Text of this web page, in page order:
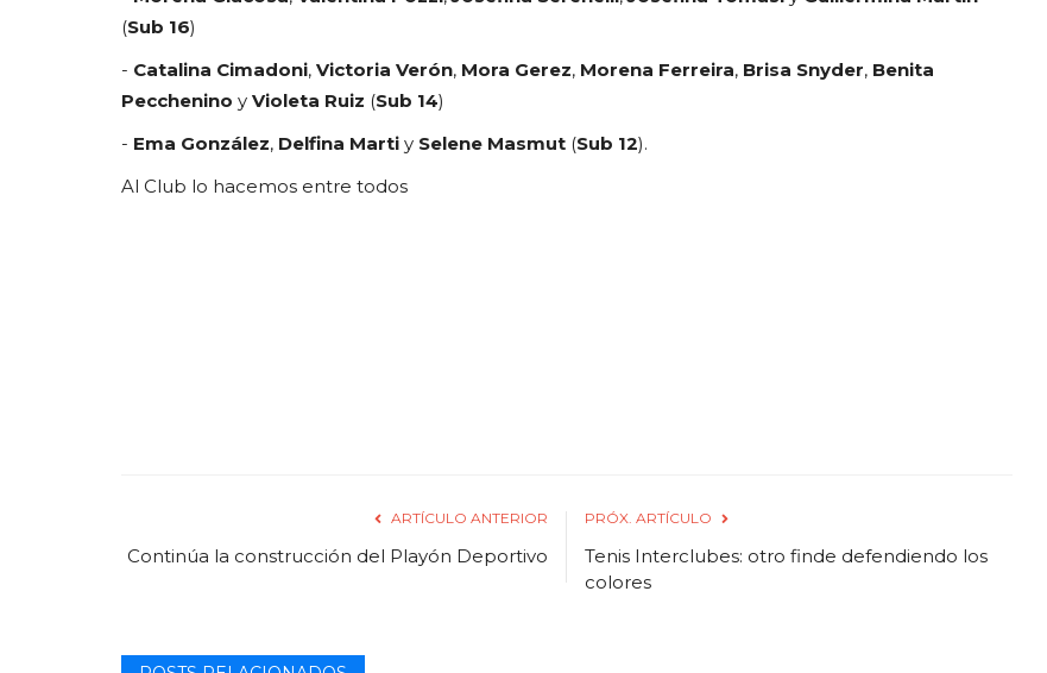
(Sub 16)
- Catalina Cimadoni, Victoria Verón, Mora Gerez, Morena Ferreira, Brisa Snyder, Benita
Pecchenino y Violeta Ruiz (Sub 14)
- Ema González, Delfina Marti y Selene Masmut (Sub 12).
Al Club lo hacemos entre todos
ARTÍCULO ANTERIOR
Continúa la construcción del Playón Deportivo
PRÓX. ARTÍCULO
Tenis Interclubes: otro finde defendiendo los
colores